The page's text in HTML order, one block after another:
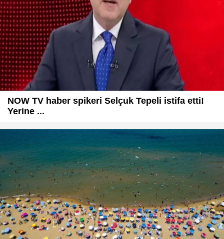
NOW TV haber spikeri Selçuk Tepeli istifa etti!
Yerine ...